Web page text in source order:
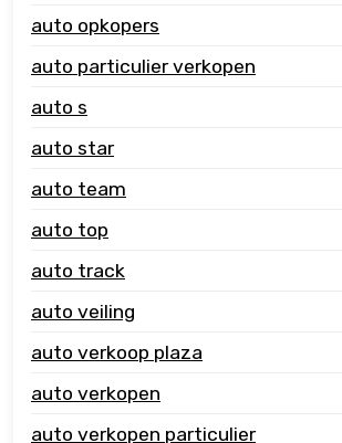
auto opkopers
auto particulier verkopen
auto s
auto star
auto team
auto top
auto track
auto veiling
auto verkoop plaza
auto verkopen
auto verkopen particulier